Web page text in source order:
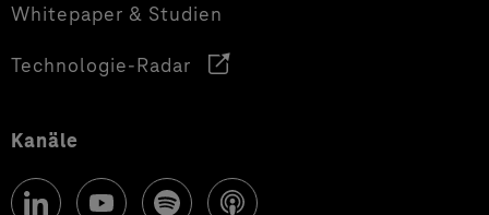
Whitepaper & Studien
Technologie-Radar
Kanäle